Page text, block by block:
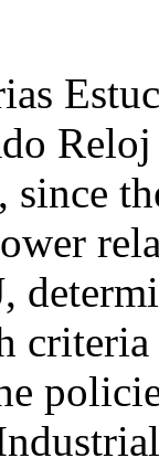
Reloj
since